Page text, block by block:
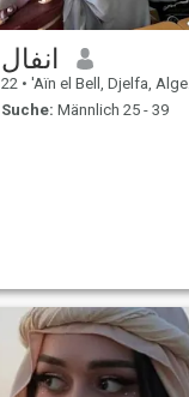
انفال
22 • 'Aïn el Bell, Djelfa, Algerien
Suche: Männlich 25 - 39